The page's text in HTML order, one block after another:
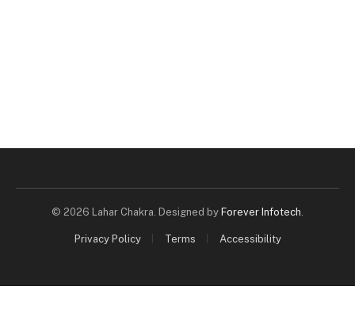
© 2026 Lahar Chakra. Designed by Forever Infotech
Privacy Policy Terms Accessibility